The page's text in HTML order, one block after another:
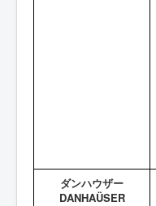
ダンハウザー
DANHAÜSER